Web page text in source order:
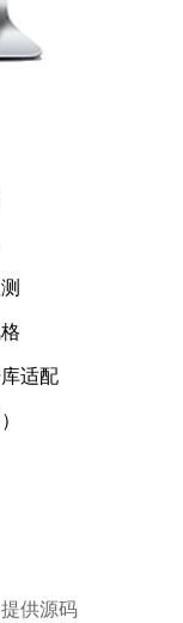
适配
供源码